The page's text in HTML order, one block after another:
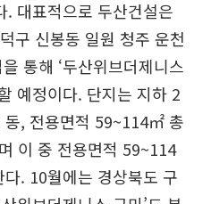
. 대표적으로 두산건설은
구 신봉동 일원 청주 운천
통해 ‘두산위브더제니스
예정이다. 단지는 지하 2
, 전용면적 59~114㎡ 총
이 중 전용면적 59~114
. 10월에는 경상북도 구